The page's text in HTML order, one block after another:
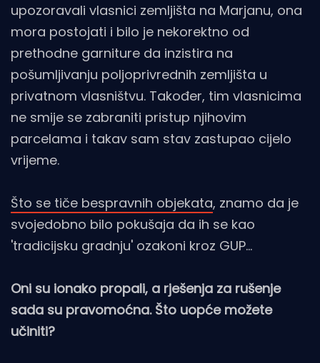
upozoravali vlasnici zemljišta na Marjanu, ona
mora postojati i bilo je nekorektno od
prethodne garniture da inzistira na
pošumljivanju poljoprivrednih zemljišta u
privatnom vlasništvu. Također, tim vlasnicima
ne smije se zabraniti pristup njihovim
parcelama i takav sam stav zastupao cijelo
vrijeme.
Što se tiče bespravnih objekata, znamo da je
svojedobno bilo pokušaja da ih se kao
'tradicijsku gradnju' ozakoni kroz GUP…
Oni su ionako propali, a rješenja za rušenje
sada su pravomoćna. Što uopće možete
učiniti?